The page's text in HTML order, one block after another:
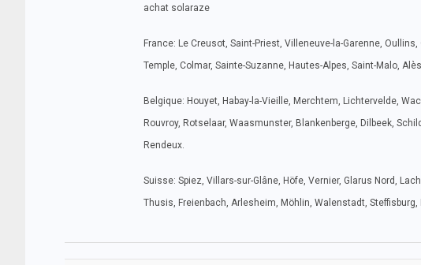
achat solaraze
France: Le Creusot, Saint-Priest, Villeneuve-la-Garenne,
Temple, Colmar, Sainte-Suzanne, Hautes-Alpes, Saint-Malo,
Belgique: Houyet, Habay-la-Vieille, Merchtem, Lichtervelde,
Rouvroy, Rotselaar, Waasmunster, Blankenberge, Dilbeek,
Rendeux.
Suisse: Spiez, Villars-sur-Glâne, Höfe, Vernier, Glarus Nord,
Thusis, Freienbach, Arlesheim, Möhlin, Walenstadt,